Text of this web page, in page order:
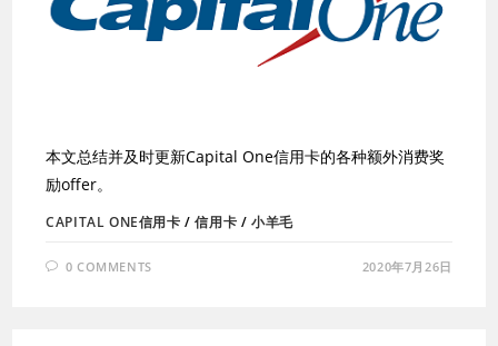
本文总结并及时更新Capital One信用卡的各种额外消费奖
励offer。
CAPITAL ONE信用卡 /信用卡 /小羊毛
0 COMMENTS 2020年7月26日